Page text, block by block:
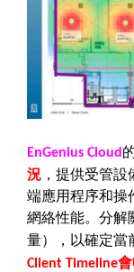
EnGenius Cloud
況 ，提供受管
端應用程序和操
網絡性能。分解
量），以確定當
Client Timeline